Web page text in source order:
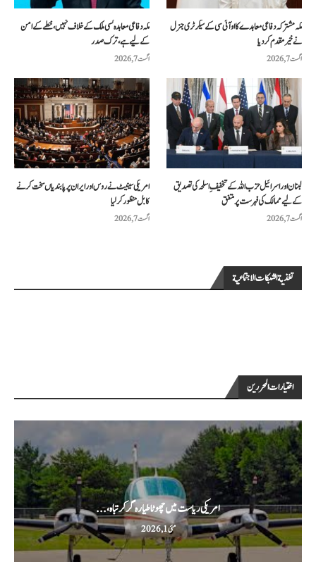
مکہ دفاعی معاہدہ کسی ملک کے خلاف نہیں، خطے کے امن
کے لیے ہے، ترک صدر
اگست 7, 2026
مکہ مشترکہ دفاعی معاہدے کا او آئی سی کے سیکرٹری جنرل
نے خیرمقدم کردیا
اگست 7, 2026
امریکی سینیٹ نے روس اور ایران پر پابندیاں سخت کرنے
کا بل منظور کرلیا
اگست 7, 2026
لبنان اور اسرائیل حزب اللہ کے تخفیفِ اسلحہ کی تصدیق
کے لیے ممالک کی فہرست پر متفق
اگست 7, 2026
تغذية الشبكات الاجتماعية
اختيارات المحررين
امریکی ریاست میں چھوٹا طیارہ گر کر تباہ،...
مئی 1, 2026